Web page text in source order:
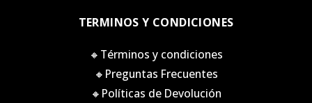
TERMINOS Y CONDICIONES
🔸Términos y condiciones
🔸Preguntas Frecuentes
🔸Políticas de Devolución